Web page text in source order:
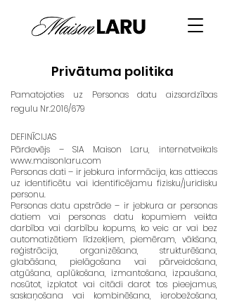
Privātuma politika
Pamatojoties uz Personas datu aizsardzības
regulu Nr.2016/679
DEFINĪCIJAS
Pārdevējs – SIA Maison Laru, internetveikals
www.maisonlaru.com
Personas dati – ir jebkura informācija, kas attiecas
uz identificētu vai identificējamu fizisku/juridisku
personu.
Personas datu apstrāde – ir jebkura ar personas
datiem vai personas datu kopumiem veikta
darbība vai darbību kopums, ko veic ar vai bez
automatizētiem līdzekļiem, piemēram, vākšana,
reģistrācija, organizēšana, strukturēšana,
glabāšana, pielāgošana vai pārveidošana,
atgūšana, aplūkošana, izmantošana, izpaušana,
nosūtot, izplatot vai citādi darot tos pieejamus,
saskaņošana vai kombinēšana, ierobežošana,